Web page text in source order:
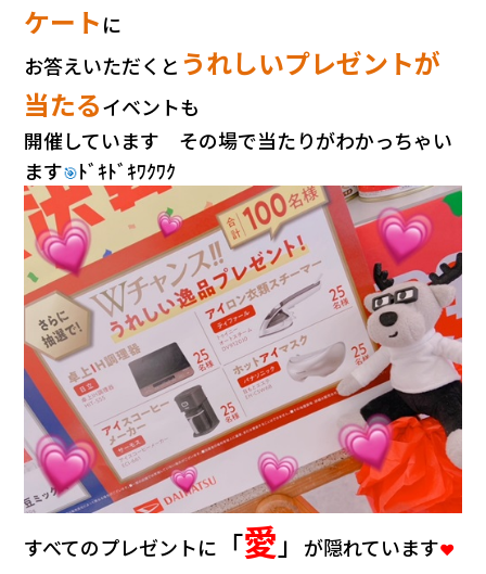
ケートに
お答えいただくと うれしいプレゼントが
当たるイベントも
開催しています その場で当たりがわかっちゃい
ます🎯ﾄﾞｷﾄﾞｷﾜｸﾜｸ
すべてのプレゼントに 「愛 」 が隠れています❤